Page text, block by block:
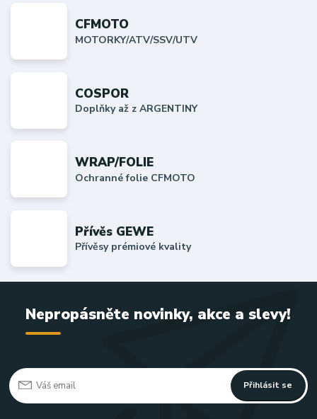
CFMOTO
MOTORKY/ATV/SSV/UTV
COSPOR
Doplňky až z ARGENTINY
WRAP/FOLIE
Ochranné folie CFMOTO
Přívěs GEWE
Přívěsy prémiové kvality
Nepropásněte novinky, akce a slevy!
Přihlásit se